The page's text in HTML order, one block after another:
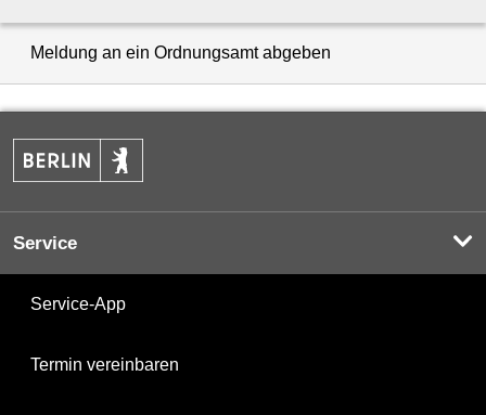
Meldung an ein Ordnungsamt abgeben
Service
Service-App
Termin vereinbaren